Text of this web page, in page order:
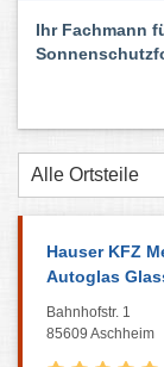
Ihr Fachmann
Alle Ortsteile
Hauser KFZ
Autoglas
Bahnhofstr. 1
85609 Aschheim